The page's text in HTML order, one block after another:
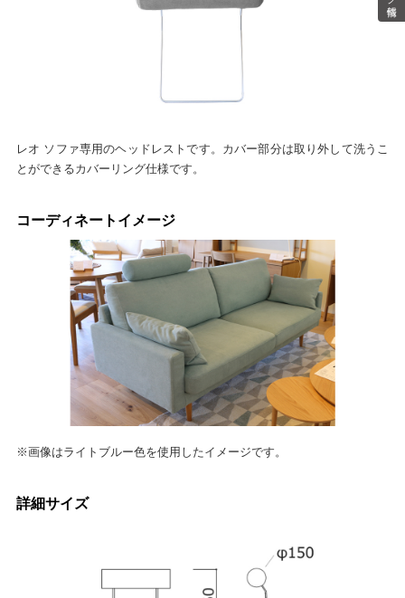
レオ ソファ専用のヘッドレストです。カバー部分は取り外して洗うこ
とができるカバーリング仕様です。
コーディネートイメージ
※画像はライトブルー色を使用したイメージです。
詳細サイズ